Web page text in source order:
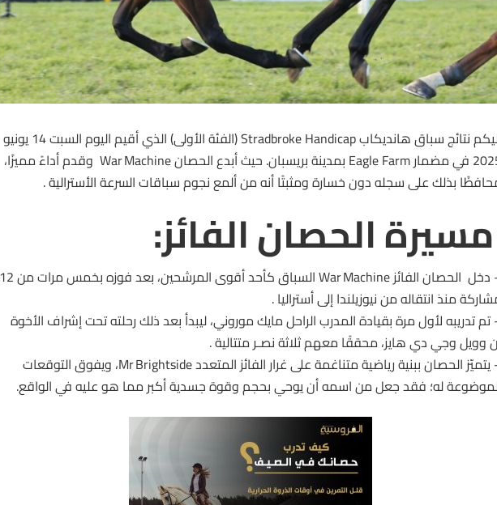
نتائجسباق
هانديكاب Stradbroke Handicap (الفئة الأولى) الذي أقيم اليوم السبت 14 يونيو
2025 في مضمار Eagle Farm بمدينة بريسبان. حيث أبدع الحصان War Machine وقدم أداءً مميزًا،
بذلك على سجله دون خسارة ومثبتًا أنه من ألمع نجوم سباقات السرعة الأسترالية .
مسيرة الحصان الفائز:
– دخل الحصان الفائز War Machine السباق كأحد أقوى المرشحين، بعد فوزه بخمس مرات من 12
منذ انتقاله من نيوزيلندا إلى أستراليا .
تم تدريبه لأول مرة بقيادة المدرب الراحل مايك موروني، ليبدأ بعد ذلك رحلته تحت إشراف الأخوة
وويل وجي دي هايز، محققًا معهم ثلاثة نصـر متتالية .
الحصان
ببنية رياضية متناغمة على غرار الفائز المتعدد Mr Brightside، ويفوق التوقعات
له؛ فقد جعل من اسمه أن يوحي بحجم وقوة جسدية أكبر مما هو عليه في الواقع.